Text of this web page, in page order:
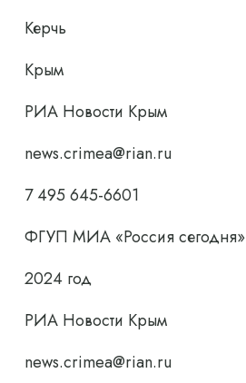
Керчь
Крым
РИА Новости Крым
news.crimea@rian.ru
7 495 645-6601
ФГУП МИА «Россия сегодня»
2024 год
РИА Новости Крым
news.crimea@rian.ru